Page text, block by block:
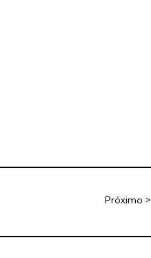
Próximo >